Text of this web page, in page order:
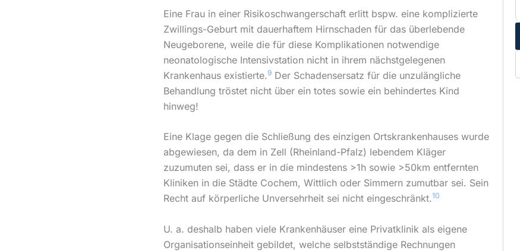
Eine Frau in einer Risikoschwangerschaft erlitt bspw. eine komplizierte
Zwillings-Geburt mit dauerhaftem Hirnschaden für das überlebende
Neugeborene, weile die für diese Komplikationen notwendige
neonatologische Intensivstation nicht in ihrem nächstgelegenen
Krankenhaus existierte.9Der Schadensersatz für die unzulängliche
Behandlung tröstet nicht über ein totes sowie ein behindertes Kind
hinweg!
Eine Klage gegen die Schließung des einzigen Ortskrankenhauses wurde
abgewiesen, da dem in Zell (Rheinland-Pfalz) lebendem Kläger
zuzumuten sei, dass er in die mindestens >1h sowie >50km entfernten
Kliniken in die Städte Cochem, Wittlich oder Simmern zumutbar sei. Sein
Recht auf körperliche Unversehrheit sei nicht eingeschränkt.10
U. a. deshalb haben viele Krankenhäuser eine Privatklinik als eigene
Organisationseinheit gebildet, welche selbstständige Rechnungen